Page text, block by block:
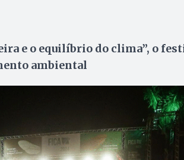
e o equilíbrio do clima”, o
ambiental